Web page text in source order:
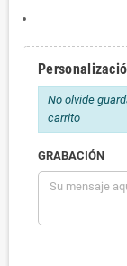
No olvide
carrito
GRABACIÓN